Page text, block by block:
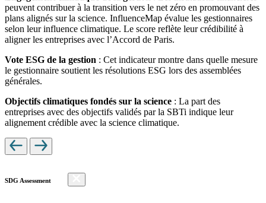
peuvent contribuer à la transition vers le net zéro en promouvant des
plans alignés sur la science. InfluenceMap évalue les gestionnaires
selon leur influence climatique. Le score reflète leur crédibilité à
aligner les entreprises avec l’Accord de Paris.
Vote ESG de la gestion : Cet indicateur montre dans quelle mesure
le gestionnaire soutient les résolutions ESG lors des assemblées
générales.
Objectifs climatiques fondés sur la science : La part des
entreprises avec des objectifs validés par la SBTi indique leur
alignement crédible avec la science climatique.
SDG Assessment